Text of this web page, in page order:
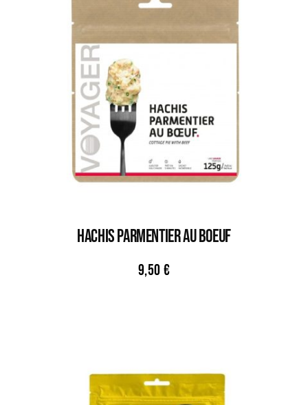
HACHIS PARMENTIER AU BOEUF
9,50 €